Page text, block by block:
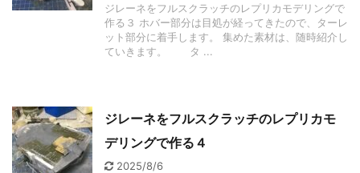
ジレーネをフルスクラッチのレプリカモデリングで
作る３ ホバー部分は目処が経ってきたので、ターレ
ット部分に着手します。 集めた素材は、随時紹介し
ていきます。 タ ...
ジレーネをフルスクラッチのレプリカモ
デリングで作る４
2025/8/6